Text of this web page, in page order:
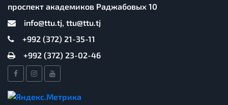
проспект академиков Раджабовых 10
info@ttu.tj, ttu@ttu.tj
+992 (372) 21-35-11
+992 (372) 23-02-46